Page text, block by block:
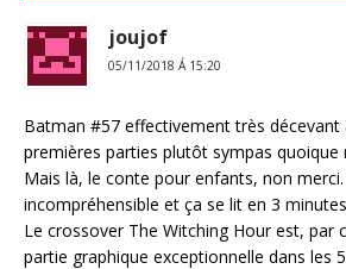
joujof
05/11/2018 Á 15:20
Batman #57 effectivement très décevant
premières parties plutôt sympas quoique
Mais là, le conte pour enfants, non
incompréhensible et ça se lit en 3
Le crossover The Witching Hour est, par
partie graphique exceptionnelle dans les